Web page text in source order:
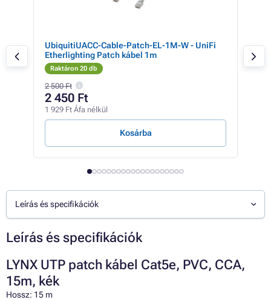
UbiquitiUACC-Cable-Patch-EL-1M-W - UniFi
Etherlighting Patch kábel 1m
Raktáron 20 db
2 500 Ft
2 450 Ft
1 929 Ft Áfa nélkül
Kosárba
C-
Leírás és specifikációk
Leírás és specifikációk
LYNX UTP patch kábel Cat5e, PVC, CCA,
15m, kék
Hossz: 15 m